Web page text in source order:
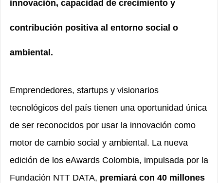
innovación, capacidad de crecimiento y
contribución positiva al entorno social o
ambiental.
Emprendedores, startups y visionarios
tecnológicos del país tienen una oportunidad única
de ser reconocidos por usar la innovación como
motor de cambio social y ambiental. La nueva
edición de los eAwards Colombia, impulsada por la
Fundación NTT DATA, premiará con 40 millones